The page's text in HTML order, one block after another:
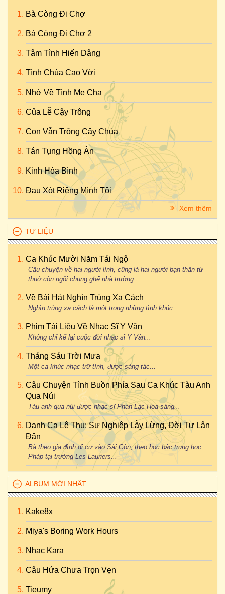
Bà Còng Đi Chợ
Bà Còng Đi Chợ 2
Tâm Tình Hiến Dâng
Tình Chúa Cao Vời
Nhớ Về Tình Mẹ Cha
Của Lễ Cậy Trông
Con Vẫn Trông Cậy Chúa
Tán Tụng Hồng Ân
Kinh Hòa Bình
Đau Xót Riêng Mình Tôi
Xem thêm
TƯ LIỆU
Ca Khúc Mười Năm Tái Ngộ
Câu chuyện về hai người lính, cũng là hai người bạn thân từ
thuở còn ngồi chung ghế nhà trường...
Về Bài Hát Nghìn Trùng Xa Cách
Nghìn trùng xa cách là một trong những tình khúc...
Phim Tài Liệu Về Nhạc Sĩ Y Vân
Không chỉ kể lại cuộc đời nhạc sĩ Y Vân...
Tháng Sáu Trời Mưa
Một ca khúc nhạc trữ tình, được sáng tác...
Câu Chuyện Tình Buồn Phía Sau Ca Khúc Tàu Anh
Qua Núi
Tàu anh qua núi được nhạc sĩ Phan Lạc Hoa sáng...
Danh Ca Lệ Thu: Sự Nghiệp Lẫy Lừng, Đời Tư Lận
Đận
Bà theo gia đình di cư vào Sài Gòn, theo học bậc trung học
Pháp tại trường Les Lauriers...
ALBUM MỚI NHẤT
Kake8x
Miya's Boring Work Hours
Nhac Kara
Câu Hứa Chưa Trọn Vẹn
Tieumy